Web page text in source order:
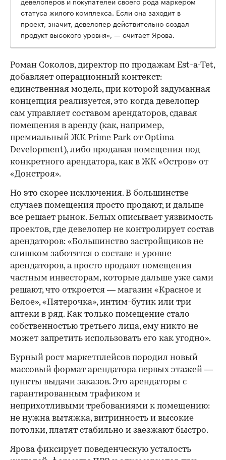
статуса жилого комплекса. Если она заходит в
проект, значит, девелопер действительно создал
продукт высокого уровня», — считает Ярова.
Роман Соколов, директор по продажам Est-a-Tet,
добавляет операционный контекст:
единственная модель, при которой задуманная
концепция реализуется, это когда девелопер
сам управляет составом арендаторов, сдавая
помещения в аренду (как, например,
премиальный ЖК Prime Park от Optima
Development), либо продавая помещения под
конкретного арендатора, как в ЖК «Остров» от
«Донстроя».
Но это скорее исключения. В большинстве
случаев помещения просто продают, и дальше
все решает рынок. Белых описывает уязвимость
проектов, где девелопер не контролирует состав
арендаторов: «Большинство застройщиков не
слишком заботятся о составе и уровне
арендаторов, а просто продают помещения
частным инвесторам, которые дальше уже сами
решают, что откроется — магазин «Красное и
Белое», «Пятерочка», интим-бутик или три
аптеки в ряд. Как только помещение стало
собственностью третьего лица, ему никто не
может запретить использовать его как угодно».
Бурный рост маркетплейсов породил новый
массовый формат арендатора первых этажей —
пункты выдачи заказов. Это арендаторы с
гарантированным трафиком и
неприхотливыми требованиями к помещению:
не нужна вытяжка, витринность и высокие
потолки, платят стабильно и заезжают быстро.
Ярова фиксирует поведенческую усталость